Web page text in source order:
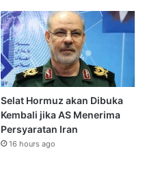
Selat Hormuz akan Dibuka
Kembali jika AS Menerima
Persyaratan Iran
16 hours ago